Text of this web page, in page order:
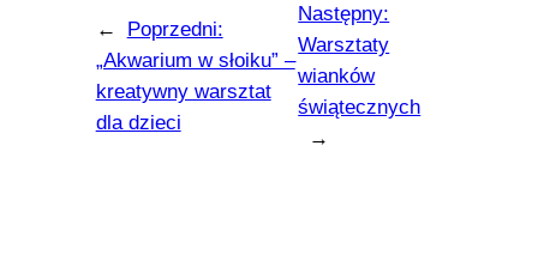
←
Poprzedni:
„Akwarium w słoiku” –
kreatywny warsztat
dla dzieci
Następny:
Warsztaty
wianków
świątecznych
→